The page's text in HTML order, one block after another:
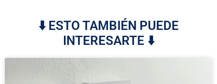
⬇️ ESTO TAMBIÉN PUEDE
INTERESARTE ⬇️